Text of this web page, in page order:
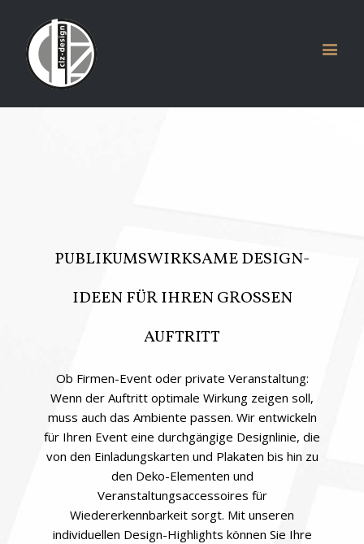
PUBLIKUMSWIRKSAME DESIGN-
IDEEN FÜR IHREN GROSSEN A
UFTRITT
Ob Firmen-Event oder private Veranstaltung:
Wenn der Auftritt optimale Wirkung zeigen soll,
muss auch das Ambiente passen. Wir entwickeln
für Ihren Event eine durchgängige Designlinie, die
von den Einladungskarten und Plakaten bis hin zu
den Deko-Elementen und
Veranstaltungsaccessoires für
Wiedererkennbarkeit sorgt. Mit unseren
individuellen Design-Highlights können Sie Ihre